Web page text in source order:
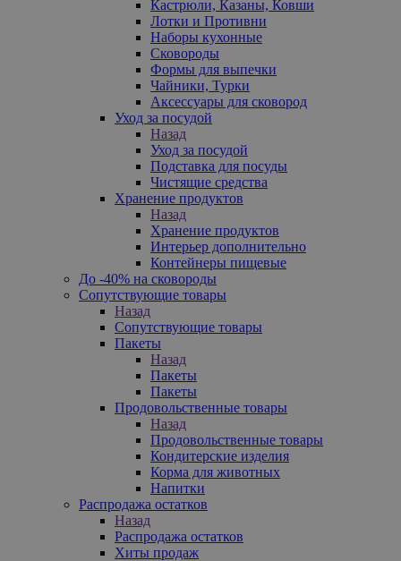
Кастрюли, Казаны, Ковши
Лотки и Противни
Наборы кухонные
Сковороды
Формы для выпечки
Чайники, Турки
Аксессуары для сковород
Уход за посудой
Назад
Уход за посудой
Подставка для посуды
Чистящие средства
Хранение продуктов
Назад
Хранение продуктов
Интерьер дополнительно
Контейнеры пищевые
До -40% на сковороды
Сопутствующие товары
Назад
Сопутствующие товары
Пакеты
Назад
Пакеты
Пакеты
Продовольственные товары
Назад
Продовольственные товары
Кондитерские изделия
Корма для животных
Напитки
Распродажа остатков
Назад
Распродажа остатков
Хиты продаж